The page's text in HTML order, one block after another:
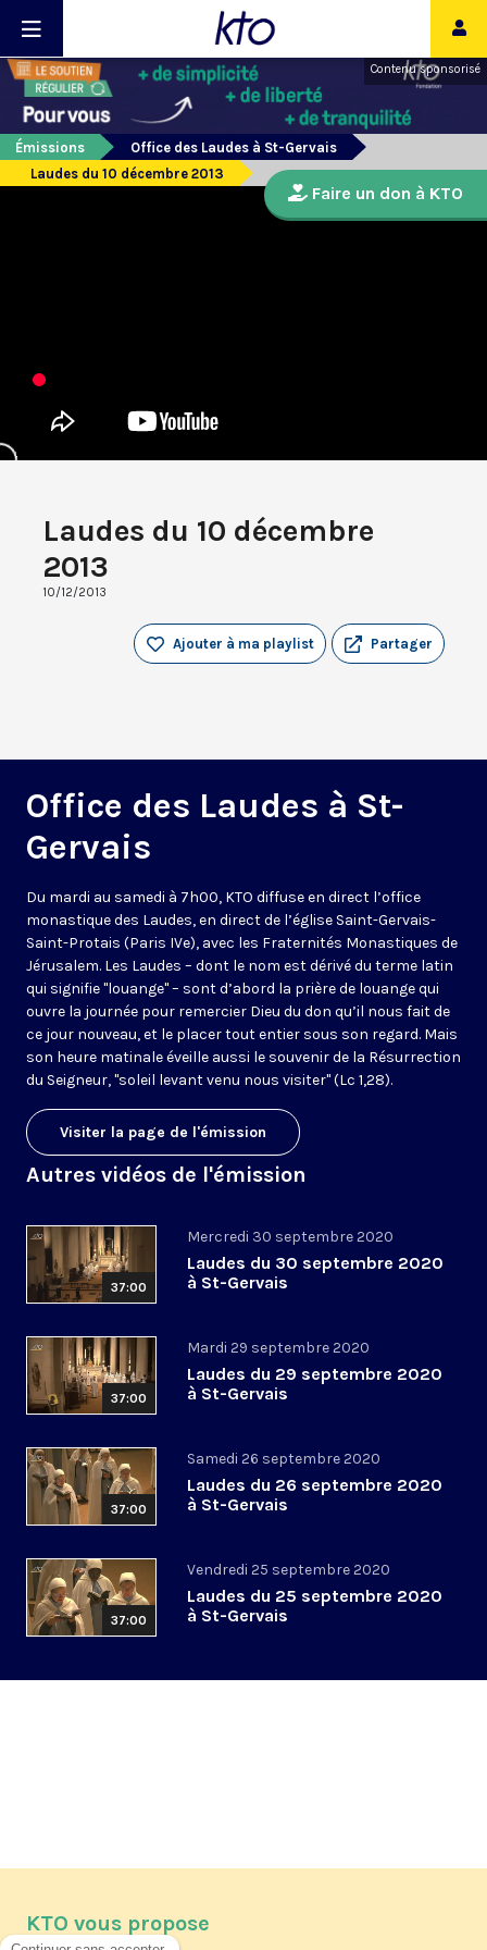
Contenu sponsorisé
Émissions
Office des Laudes à St-Gervais
Laudes du 10 décembre 2013
Laudes du 10 décembre
2013
10/12/2013
Partager
Ajouter à ma playlist
Office des Laudes à St-
Gervais
Du mardi au samedi à 7h00, KTO diffuse en direct l’office
monastique des Laudes, en direct de l’église Saint-Gervais-
Saint-Protais (Paris IVe), avec les Fraternités Monastiques de
Jérusalem. Les Laudes – dont le nom est dérivé du terme latin
qui signifie "louange" – sont d’abord la prière de louange qui
ouvre la journée pour remercier Dieu du don qu’il nous fait de
ce jour nouveau, et le placer tout entier sous son regard. Mais
son heure matinale éveille aussi le souvenir de la Résurrection
du Seigneur, "soleil levant venu nous visiter" (Lc 1,28).
Visiter la page de l'émission
Autres vidéos de l'émission
37:00
Mercredi 30 septembre 2020
Laudes du 30 septembre 2020
à St-Gervais
37:00
Mardi 29 septembre 2020
Laudes du 29 septembre 2020
à St-Gervais
37:00
Samedi 26 septembre 2020
Laudes du 26 septembre 2020
à St-Gervais
37:00
Vendredi 25 septembre 2020
Laudes du 25 septembre 2020
à St-Gervais
Faire un don à KTO
KTO vous propose